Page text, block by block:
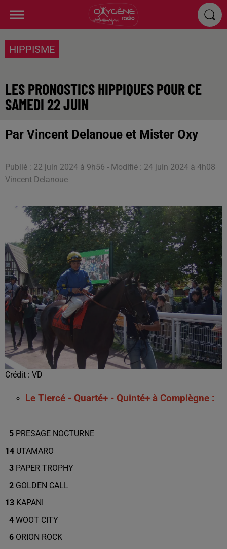
HIPPISME
LES PRONOSTICS HIPPIQUES POUR CE
SAMEDI 22 JUIN
Par Vincent Delanoue et Mister Oxy
Publié : 22 juin 2024 à 9h56 - Modifié : 24 juin 2024 à 4h08
Vincent Delanoue
Crédit : VD
Le Tiercé - Quarté+ - Quinté+ à Compiègne :
5 PRESAGE NOCTURNE
14 UTAMARO
3 PAPER TROPHY
2 GOLDEN CALL
13 KAPANI
4 WOOT CITY
6 ORION ROCK